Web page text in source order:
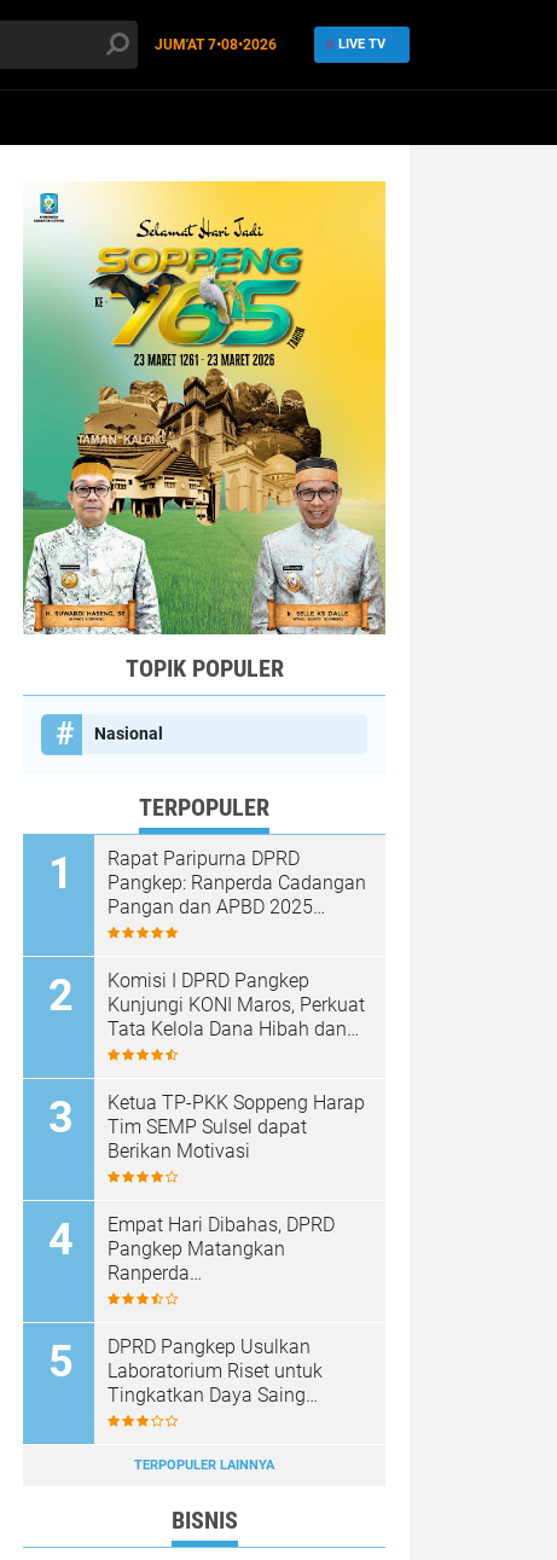
JUM'AT7•08•2026 LIVE TV
TOPIK POPULER
Nasional
TERPOPULER
Rapat Paripurna DPRD
Pangkep: Ranperda Cadangan
Pangan dan APBD 2025
Disetujui dengan Sejumlah
Komisi I DPRD Pangkep
Kunjungi KONI Maros, Perkuat
Tata Kelola Dana Hibah dan
Pembinaan Olahraga
Ketua TP-PKK Soppeng Harap
Tim SEMP Sulsel dapat
Berikan Motivasi
Empat Hari Dibahas, DPRD
Pangkep Matangkan
Ranperda
Pertanggungjawaban APBD
DPRD Pangkep Usulkan
Laboratorium Riset untuk
Tingkatkan Daya Saing
Produk Unggulan
TERPOPULER LAINNYA
BISNIS